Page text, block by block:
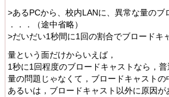
>あるPCから、校内LANに、異常な量のブ
．．．（途中省略）
>だいだい1秒間に1回の割合でブロードキ
量という面だけからいえば，
1秒に1回程度のブロードキャストなら，
量の問題じゃなくて，ブロードキャストの
あるいは，ブロードキャスト以外に原因が